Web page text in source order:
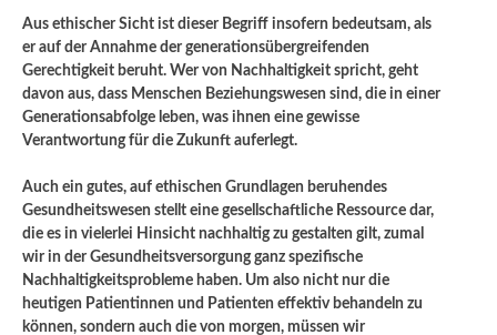
Aus ethischer Sicht ist dieser Begriff insofern bedeutsam, als
er auf der Annahme der generationsübergreifenden
Gerechtigkeit beruht. Wer von Nachhaltigkeit spricht, geht
davon aus, dass Menschen Beziehungswesen sind, die in einer
Generationsabfolge leben, was ihnen eine gewisse
Verantwortung für die Zukunft auferlegt.
Auch ein gutes, auf ethischen Grundlagen beruhendes
Gesundheitswesen stellt eine gesellschaftliche Ressource dar,
die es in vielerlei Hinsicht nachhaltig zu gestalten gilt, zumal
wir in der Gesundheitsversorgung ganz spezifische
Nachhaltigkeitsprobleme haben. Um also nicht nur die
heutigen Patientinnen und Patienten effektiv behandeln zu
können, sondern auch die von morgen, müssen wir